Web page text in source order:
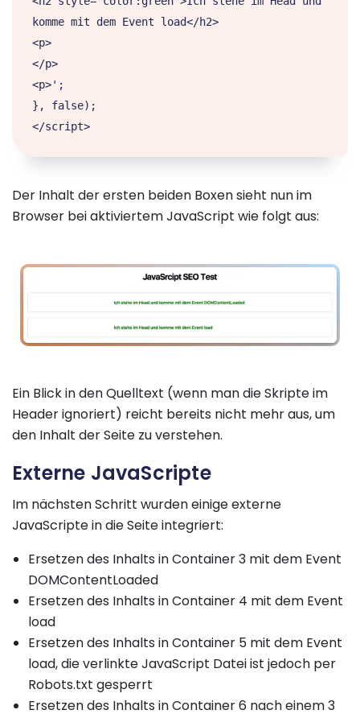
komme mit dem Event load</h2>
<p>
</p>
<p>';
}, false);
</script>
Der Inhalt der ersten beiden Boxen sieht nun im
Browser bei aktiviertem JavaScript wie folgt aus:
Ein Blick in den Quelltext (wenn man die Skripte im
Header ignoriert) reicht bereits nicht mehr aus, um
den Inhalt der Seite zu verstehen.
Externe JavaScripte
Im nächsten Schritt wurden einige externe
JavaScripte in die Seite integriert:
Ersetzen des Inhalts in Container 3 mit dem Event
DOMContentLoaded
Ersetzen des Inhalts in Container 4 mit dem Event
load
Ersetzen des Inhalts in Container 5 mit dem Event
load, die verlinkte JavaScript Datei ist jedoch per
Robots.txt gesperrt
Ersetzen des Inhalts in Container 6 nach einem 3